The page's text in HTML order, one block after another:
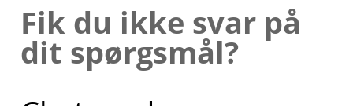
Fik du ikke svar på
dit spørgsmål?